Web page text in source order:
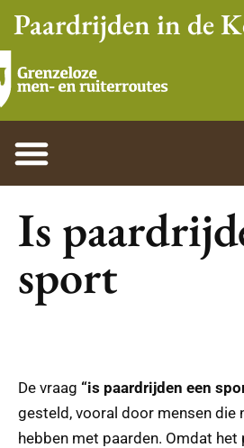
Paardrijden in de
Is
sport
De vraag “is paardrijden een
gesteld, vooral door mensen die
hebben met paarden. Omdat het